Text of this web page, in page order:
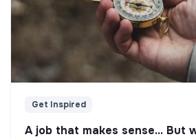
Get Inspired
A job that makes sense... But